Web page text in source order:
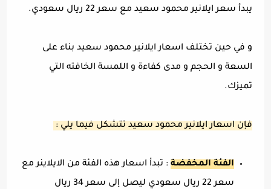
يبدأ سعر ايلانير محمود سعيد مع سعر 22 ريال سعودي.
و في حين تختلف اسعار ايلانير محمود سعيد بناء على
السعة و الحجم و مدى كفاءة و اللمسة الخافته التي
تميزك.
فإن اسعار ايلانير محمود سعيد تتشكل فيما يلي :
الفئة المخفضة : تبدأ اسعار هذه الفئة من الايلاينر مع
سعر 22 ريال سعودي ليصل إلى سعر 34 ريال